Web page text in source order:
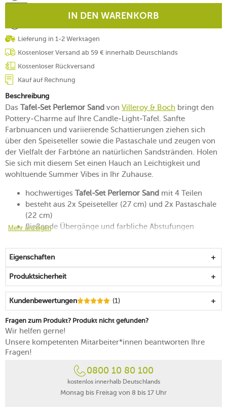
IN DEN WARENKORB
Lieferung in 1-2 Werktagen
Kostenloser Versand ab 59 € innerhalb Deutschlands
Kostenloser Rückversand
Kauf auf Rechnung
Beschreibung
Das Tafel-Set Perlemor Sand von Villeroy & Boch bringt den
Pottery-Charme auf Ihre Candle-Light-Tafel. Sanfte
Farbnuancen und variierende Schattierungen ziehen sich
über den Speiseteller sowie die Pastaschale und zeugen von
der Vielfalt der Farbtöne an natürlichen Sandstränden. Holen
Sie sich mit diesem Set einen Hauch an Leichtigkeit und
wohltuende Summer Vibes in Ihr Zuhause.
hochwertiges Tafel-Set Perlemor Sand mit 4 Teilen
besteht aus 2x Speiseteller (27 cm) und 2x Pastaschale
(22 cm)
fließende Übergänge und farbliche Abstufungen
und ist damit ein Unikat
zum Kredenzen Ihrer Hauptspeisen und Pasta-
passendes Set für die romantische Zeit zu zweit
dezenter Eyecatcher mit feinen Farbfacetten
mikrowellengeeignet
spülmaschinenfest
Mehr anzeigen
Eigenschaften
Produktsicherheit
Kundenbewertungen (1)
Fragen zum Produkt? Produkt nicht gefunden?
Wir helfen gerne!
Unsere kompetenten Mitarbeiter*innen beantworten Ihre
Fragen!
0800 10 80 100
kostenlos innerhalb Deutschlands
Montag bis Freitag von 8 bis 17 Uhr